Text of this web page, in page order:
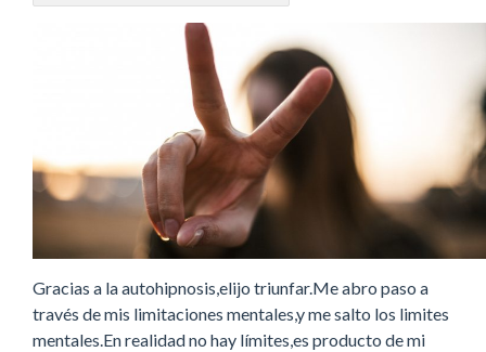
Gracias a la autohipnosis,elijo triunfar.Me abro paso a
través de mis limitaciones mentales,y me salto los limites
mentales.En realidad no hay límites,es producto de mi